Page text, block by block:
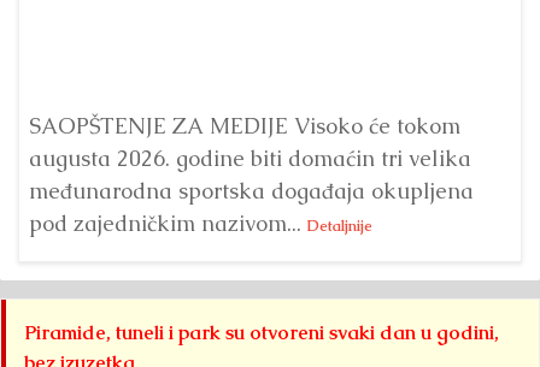
SAOPŠTENJE ZA MEDIJE Visoko će tokom
augusta 2026. godine biti domaćin tri velika
međunarodna sportska događaja okupljena
pod zajedničkim nazivom... Detaljnije
Piramide, tuneli i park su otvoreni svaki dan u godini,